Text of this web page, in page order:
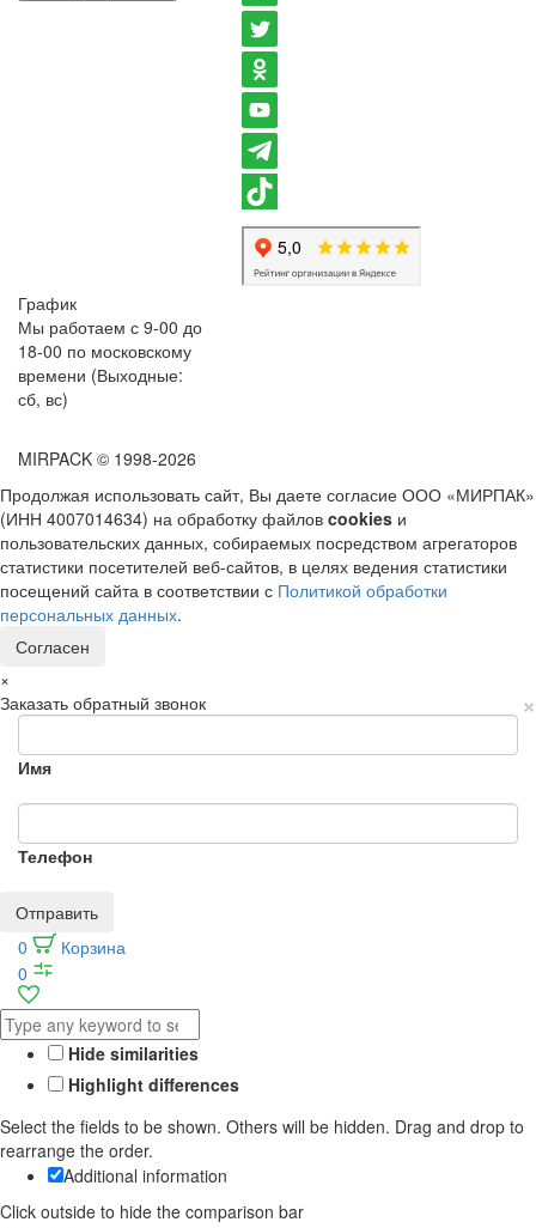
График
Мы работаем с 9-00 до
18-00 по московскому
времени (Выходные:
сб, вс)
MIRPACK © 1998-2026
Продолжая использовать сайт, Вы даете согласие ООО «МИРПАК»
(ИНН 4007014634) на обработку файлов cookies и
пользовательских данных, собираемых посредством агрегаторов
статистики посетителей веб-сайтов, в целях ведения статистики
посещений сайта в соответствии с Политикой обработки
персональных данных.
Согласен
×
×
Заказать обратный звонок
Имя
Телефон
Отправить
0
Корзина
0
Hide similarities
Highlight differences
Select the fields to be shown. Others will be hidden. Drag and drop to
rearrange the order.
Additional information
Click outside to hide the comparison bar